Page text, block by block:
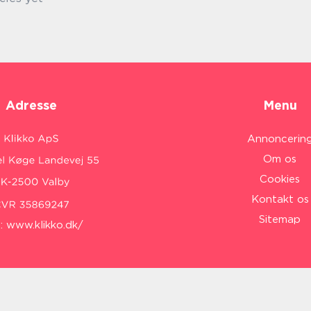
Adresse
www.klikko.dk/
Menu
Om os
Cookies
Kontakt os
Sitemap